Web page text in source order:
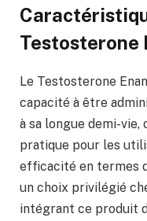
Testosterone
Le Testosterone
capacité à être
à sa longue demi-
pratique pour les
efficacité en termes
un choix privilégié
intégrant ce produit